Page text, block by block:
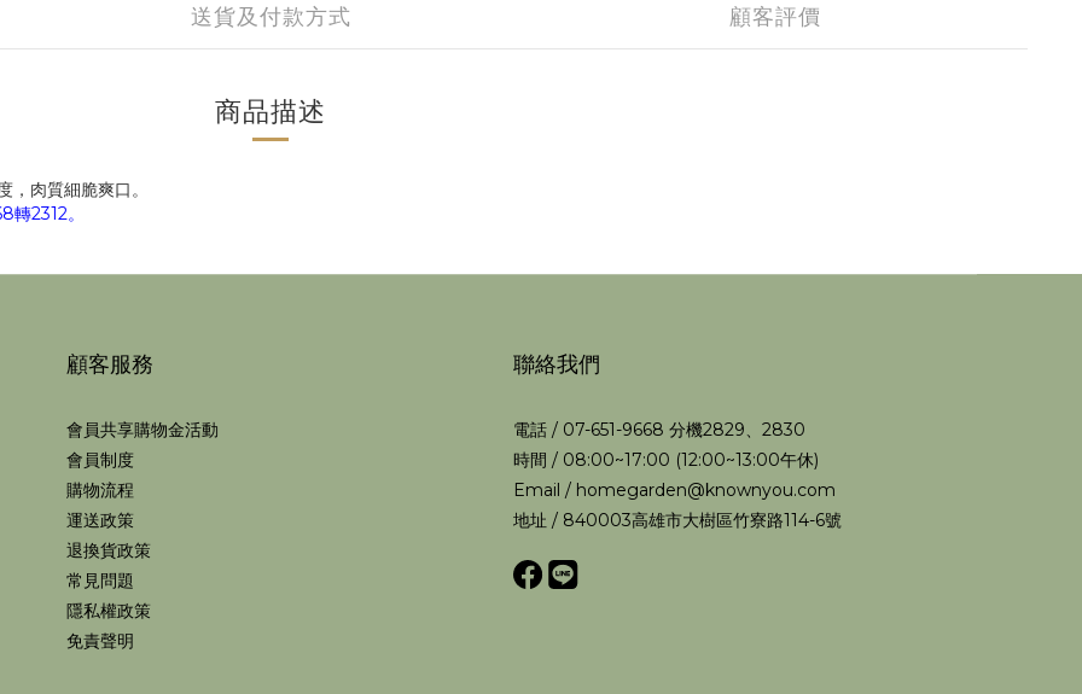
送貨及付款方式 顧客評價
商品描述
肉質細脆爽口。
2312。
顧客服務
會員共享購物金活動
會員制度
購物流程
運送政策
退換貨政策
常見問題
隱私權政策
免責聲明
聯絡我們
電話 / 07-651-9668 分機2829、2830
時間 / 08:00~17:00 (12:00~13:00午休)
Email / homegarden@knownyou.com
地址 / 840003高雄市大樹區竹寮路114-6號